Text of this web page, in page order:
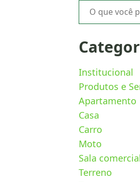
O que você
Institucional
Produtos e
Apartamento
Casa
Carro
Moto
Sala comercial
Terreno